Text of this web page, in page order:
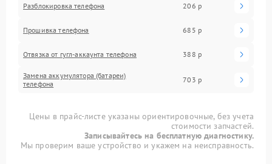
Разблокировка телефона 206 р
Прошивка телефона 685 р
Отвязка от гугл-аккаунта телефона 388 р
Замена аккумулятора (батареи)
телефона
703 р
Цены в прайс-листе указаны ориентировочные, без учета
стоимости запчастей.
Записывайтесь на бесплатную диагностику.
Мы проверим ваше устройство и укажем на неисправность.